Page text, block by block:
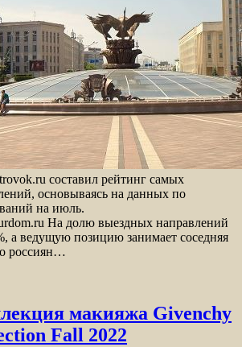
составил рейтинг самых
основываясь на данных по
на июль.
На долю выездных направлений
а ведущую позицию занимает соседняя
россиян…
макияжа Givenchy
Fall 2022